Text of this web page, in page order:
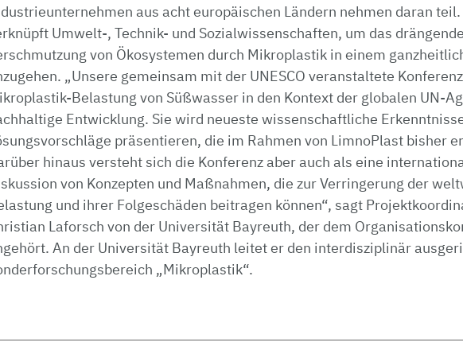
aus acht europäischen Ländern nehmen daran
Umwelt-, Technik- und Sozialwissenschaften, um das
von Ökosystemen durch Mikroplastik in einem
„Unsere gemeinsam mit der UNESCO veranstaltete
Belastung von Süßwasser in den Kontext der globalen UN-
Entwicklung. Sie wird neueste wissenschaftliche
präsentieren, die im Rahmen von LimnoPlast bisher
hinaus versteht sich die Konferenz aber auch als eine
von Konzepten und Maßnahmen, die zur Verringerung der
und ihrer Folgeschäden beitragen können“, sagt
Laforsch von der Universität Bayreuth, der dem
An der Universität Bayreuth leitet er den interdisziplinär
„Mikroplastik“.